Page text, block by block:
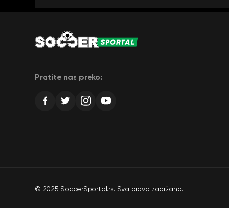
Pratite nas preko:
© 2025 SoccerSportal.rs. Sva prava zadržana.